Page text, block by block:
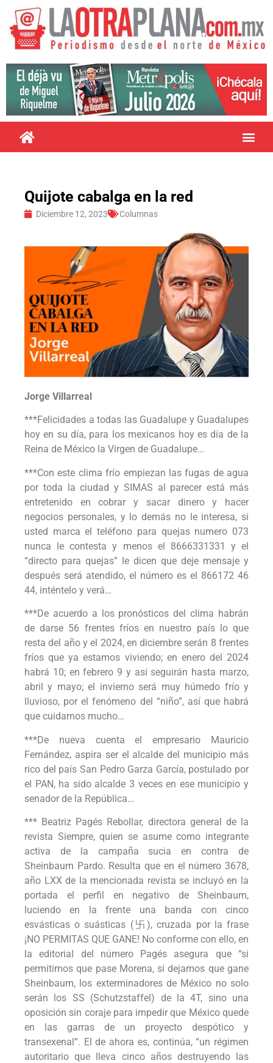
Quijote cabalga en la red
Diciembre 12, 2023 Columnas
Jorge Villarreal
***Felicidades a todas las Guadalupe y Guadalupes
hoy en su día, para los mexicanos hoy es día de la
Reina de México la Virgen de Guadalupe…
***Con este clima frío empiezan las fugas de agua
por toda la ciudad y SIMAS al parecer está más
entretenido en cobrar y sacar dinero y hacer
negocios personales, y lo demás no le interesa, si
usted marca el teléfono para quejas numero 073
nunca le contesta y menos el 8666331331 y el
“directo para quejas” le dicen que deje mensaje y
después será atendido, el número es el 866172 46
44, inténtelo y verá…
***De acuerdo a los pronósticos del clima habrán
de darse 56 frentes fríos en nuestro país lo que
resta del año y el 2024, en diciembre serán 8 frentes
fríos que ya estamos viviendo; en enero del 2024
habrá 10; en febrero 9 y así seguirán hasta marzo,
abril y mayo; el invierno será muy húmedo frío y
lluvioso, por el fenómeno del “niño”, así que habrá
que cuidarnos mucho…
***De nueva cuenta el empresario Mauricio
Fernández, aspira ser el alcalde del municipio más
rico del país San Pedro Garza García, postulado por
el PAN, ha sido alcalde 3 veces en ese municipio y
senador de la República…
*** Beatriz Pagés Rebollar, directora general de la
revista Siempre, quien se asume como integrante
activa de la campaña sucia en contra de
Sheinbaum Pardo. Resulta que en el número 3678,
año LXX de la mencionada revista se incluyó en la
portada el perfil en negativo de Sheinbaum,
luciendo en la frente una banda con cinco
esvásticas o suásticas (卐), cruzada por la frase
¡NO PERMITAS QUE GANE! No conforme con ello, en
la editorial del número Pagés asegura que “si
permitimos que pase Morena, si dejamos que gane
Sheinbaum, los exterminadores de México no solo
serán los SS (Schutzstaffel) de la 4T, sino una
oposición sin coraje para impedir que México quede
en las garras de un proyecto despótico y
transexenal”. El de ahora es, continúa, “un régimen
autoritario que lleva cinco años destruyendo las